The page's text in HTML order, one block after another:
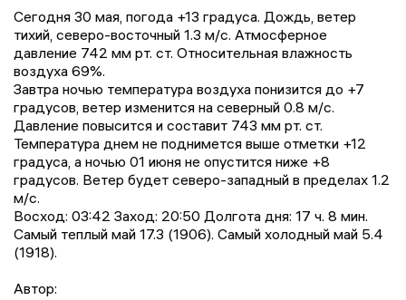
Сегодня 30 мая, погода +13 градусa. Дождь, ветер
тихий, северо-восточный 1.3 м/с. Атмосферное
давление 742 мм рт. ст. Относительная влажность
воздуха 69%.
Завтра ночью температура воздуха понизится до +7
градусов, ветер изменится на северный 0.8 м/с.
Давление повысится и составит 743 мм рт. ст.
Температура днем не поднимется выше отметки +12
градусa, a ночью 01 июня не опустится ниже +8
градусов. Ветер будет северо-западный в пределах 1.2
м/с.
Восход: 03:42 Заход: 20:50 Долгота дня: 17 ч. 8 мин.
Самый теплый май 17.3 (1906). Самый холодный май 5.4
(1918).
Автор: